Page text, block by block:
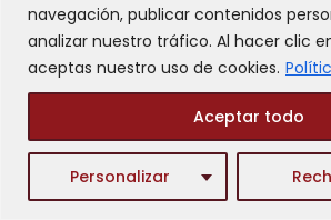
navegación, publicar contenidos
analizar nuestro tráfico. Al hacer clic
aceptas nuestro uso de cookies.
Personalizar
Aceptar todo
Una vez identificada la necesidad, el
Aquí está la diferencia entre «dividir
y «diseñar microlearning real».
Estructura de un módulo de
Hook (30 segundos): ¿Por qué